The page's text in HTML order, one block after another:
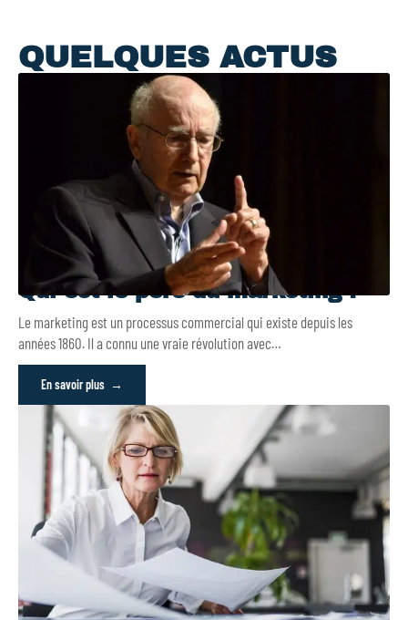
QUELQUES ACTUS
Qui est le père du marketing ?
Le marketing est un processus commercial qui existe depuis les
années 1860. Il a connu une vraie révolution avec…
En savoir plus